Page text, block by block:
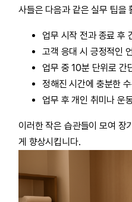
사들은 다음과 같은 실무 팁을
업무 시작 전과 종료 후
고객 응대 시 긍정적인
업무 중 10분 단위로 간
정해진 시간에 충분한
업무 후 개인 취미나 운
이러한 작은 습관들이 모여 장
게 향상시킵니다.